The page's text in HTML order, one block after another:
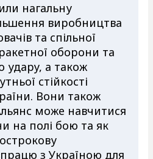
нагальну
виробництва
та спільної
оборони та
удару, а також
стійкості
Вони також
може навчитися
на полі бою та як
з Україною для